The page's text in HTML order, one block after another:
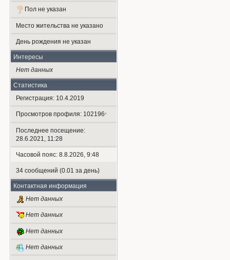
Пол не указан
Место жительства не указано
День рождения не указан
Интересы
Нет данных
Статистика
Регистрация: 10.4.2019
Просмотров профиля: 102196*
Последнее посещение:
28.6.2021, 11:28
Часовой пояс: 8.8.2026, 9:48
34 сообщений (0.01 за день)
Контактная информация
Нет данных
Нет данных
Нет данных
Нет данных